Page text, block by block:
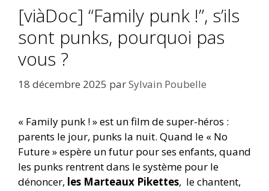
[viàDoc] “Family punk !”, s’ils
sont punks, pourquoi pas
vous ?
18 décembre 2025 parSylvain Poubelle
« Family punk ! » est un film de super-héros :
parents le jour, punks la nuit. Quand le « No
Future » espère un futur pour ses enfants, quand
les punks rentrent dans le système pour le
dénoncer, les Marteaux Pikettes, le chantent,